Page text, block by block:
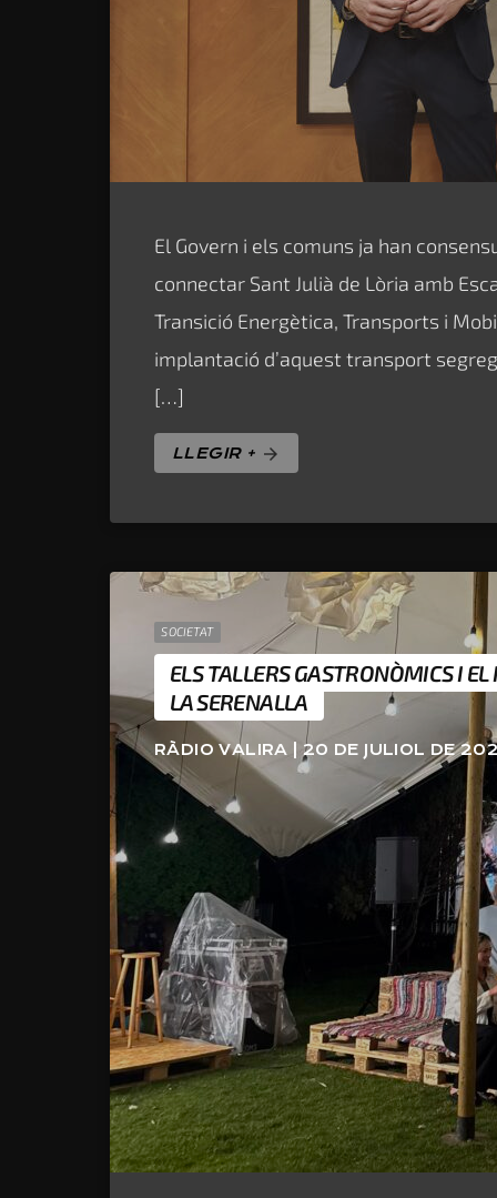
El Govern i els comuns ja han
connectar Sant Julià de Lòria amb
Transició Energètica, Transports i
implantació d’aquest transport
[…]
LLEGIR + arrow_forward
SOCIETAT
ELS TALLERS GASTRONÒMICS I
LA SERENALLA
RÀDIO VALIRA | 20 DE JULIOL DE